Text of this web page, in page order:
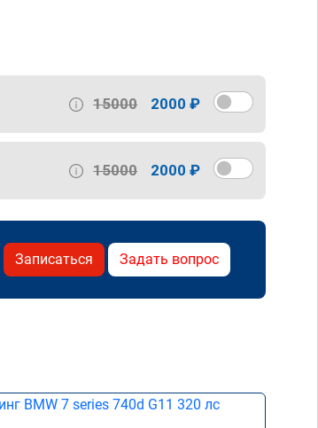
15000 2000 ₽
15000 2000 ₽
Записаться Задать вопрос